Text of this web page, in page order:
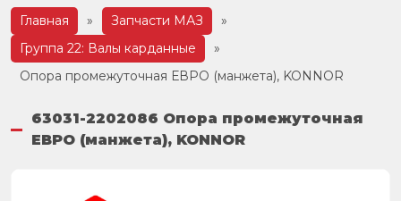
Главная » Запчасти МАЗ
»
Группа 22: Валы карданные
»
Опора промежуточная ЕВРО (манжета), KONNOR
63031-2202086 Опора промежуточная
ЕВРО (манжета), KONNOR